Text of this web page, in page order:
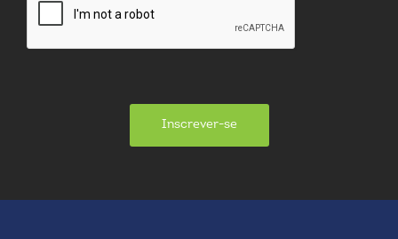
Inscrever-se